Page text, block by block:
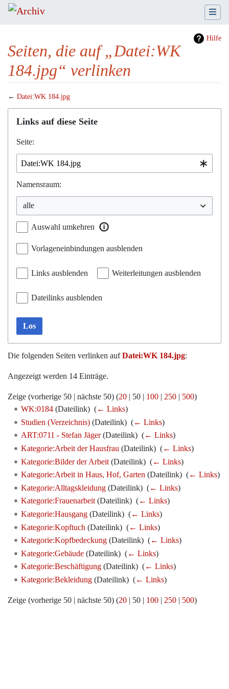
Hilfe
Seiten, die auf „Datei:WK
184.jpg“ verlinken
← Datei:WK 184.jpg
Wechseln zu:Navigation,Suche
Links auf diese Seite
Seite:
Namensraum:
Auswahl umkehren
Vorlageneinbindungen ausblenden
Links ausblenden Weiterleitungen ausblenden
Dateilinks ausblenden
Los
Die folgenden Seiten verlinken aufDatei:WK 184.jpg:
Angezeigt werden 14 Einträge.
Zeige (vorherige 50 | nächste 50) (20 | 50 | 100 | 250 | 500)
WK:0184(Dateilink) ‎ (← Links)
Studien (Verzeichnis)(Dateilink) ‎ (← Links)
ART:0711 - Stefan Jäger(Dateilink) ‎ (← Links)
Kategorie:Arbeit der Hausfrau (Dateilink) ‎ (← Links)
Kategorie:Bilder der Arbeit(Dateilink) ‎ (← Links)
Kategorie:Arbeit in Haus, Hof, Garten (Dateilink) ‎ (← Links)
Kategorie:Alltagskleidung(Dateilink) ‎ (← Links)
Kategorie:Frauenarbeit(Dateilink) ‎ (← Links)
Kategorie:Hausgang(Dateilink) ‎ (← Links)
Kategorie:Kopftuch (Dateilink) ‎ (← Links)
Kategorie:Kopfbedeckung(Dateilink) ‎ (← Links)
Kategorie:Gebäude(Dateilink) ‎ (← Links)
Kategorie:Beschäftigung(Dateilink) ‎ (← Links)
Kategorie:Bekleidung(Dateilink) ‎ (← Links)
Zeige (vorherige 50 | nächste 50) (20 | 50 | 100 | 250 | 500)